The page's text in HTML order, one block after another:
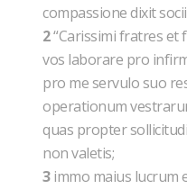
compassione dixit
2“Carissimi fratres et
vos laborare pro
pro me servulo suo
operationum
quas propter
non valetis;
3immo maius lucrum